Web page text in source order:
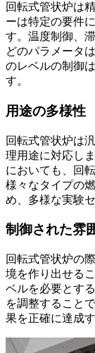
回転式管状炉は
ーは特定の要件
す。温度制御、
どのパラメータ
のレベルの制御
す。
用途の多様性
回転式管状炉は
理用途に対応し
においても、回
様々なタイプの
め、多様な実験
制御された雰
回転式管状炉の
境を作り出せる
ベルを必要とす
を調整すること
果を正確に達成